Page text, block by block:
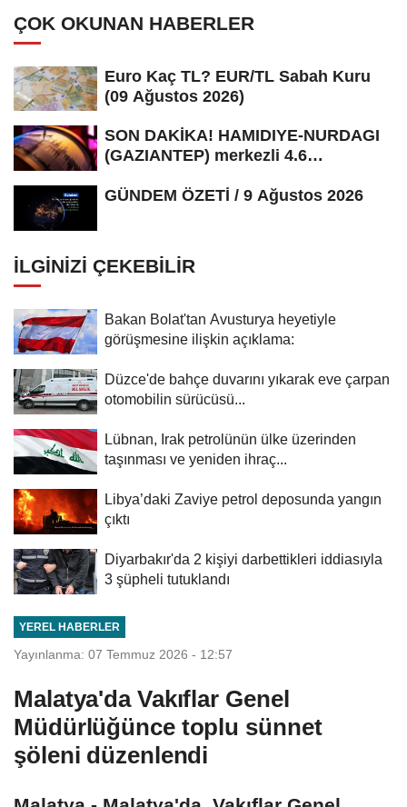
ÇOK OKUNAN HABERLER
Euro Kaç TL? EUR/TL Sabah Kuru
(09 Ağustos 2026)
SON DAKİKA! HAMIDIYE-NURDAGI
(GAZIANTEP) merkezli 4.6
GÜNDEM ÖZETİ / 9 Ağustos 2026
İLGINIZI ÇEKEBILIR
Bakan Bolat'tan Avusturya heyetiyle
görüşmesine ilişkin açıklama:
Düzce'de bahçe duvarını yıkarak eve çarpan
otomobilin sürücüsü...
Lübnan, Irak petrolünün ülke üzerinden
taşınması ve yeniden ihraç...
Libya’daki Zaviye petrol deposunda yangın
çıktı
Diyarbakır'da 2 kişiyi darbettikleri iddiasıyla
3 şüpheli tutuklandı
YEREL HABERLER
Yayınlanma: 07 Temmuz 2026 - 12:57
Malatya'da Vakıflar Genel
Müdürlüğünce toplu sünnet
şöleni düzenlendi